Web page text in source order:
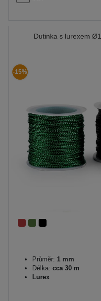
Dutinka s lurexem
-15%
Průměr: 1 mm
Délka: cca 30 m
Lurex